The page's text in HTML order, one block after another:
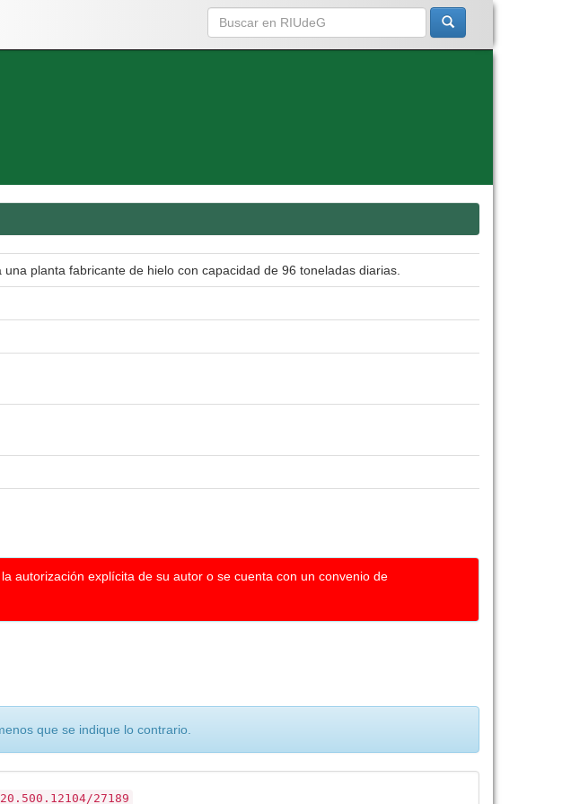
planta fabricante de hielo con capacidad de 96 toneladas diarias.
autorización explícita de su autor o se cuenta con un convenio de
que se indique lo contrario.
27189